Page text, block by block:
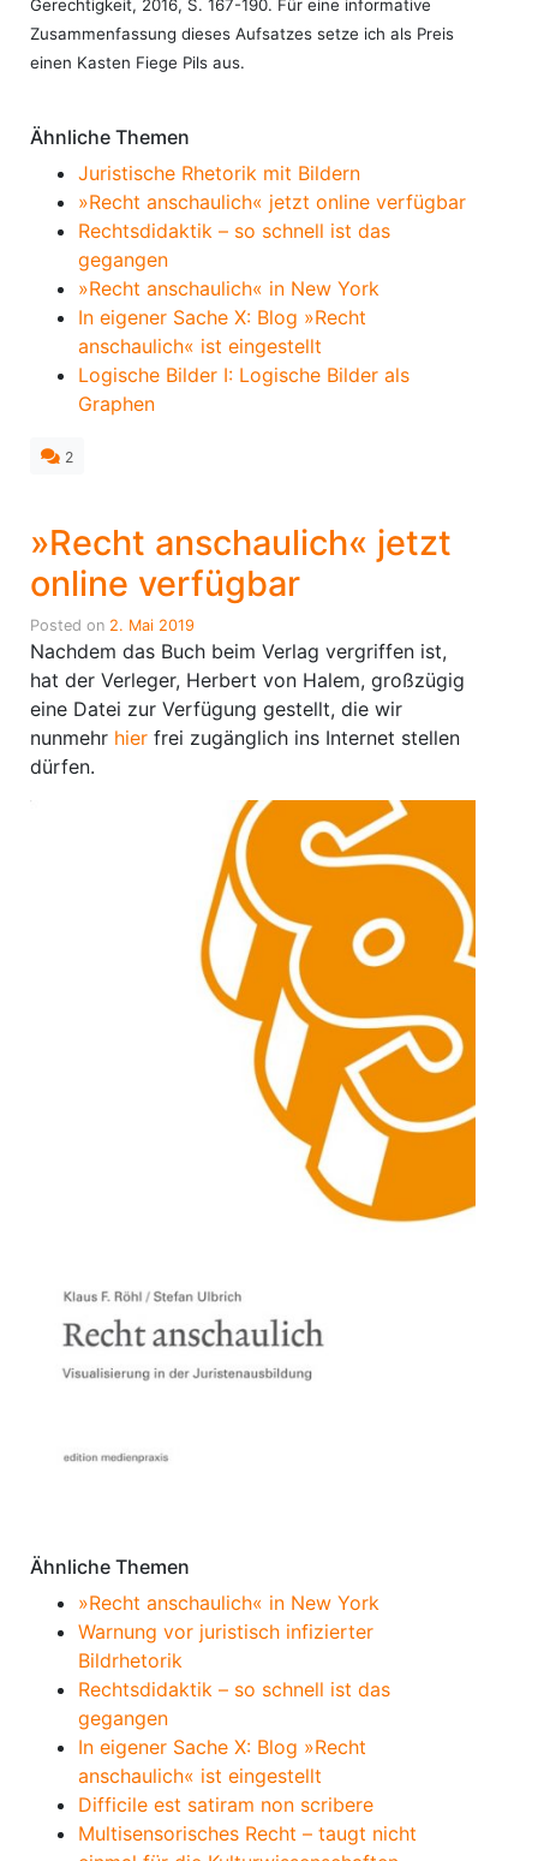
Gerechtigkeit, 2016, S. 167-190. Für eine informative
Zusammenfassung dieses Aufsatzes setze ich als Preis
einen Kasten Fiege Pils aus.
Ähnliche Themen
Juristische Rhetorik mit Bildern
»Recht anschaulich« jetzt online verfügbar
Rechtsdidaktik – so schnell ist das
gegangen
»Recht anschaulich« in New York
In eigener Sache X: Blog »Recht
anschaulich« ist eingestellt
Logische Bilder I: Logische Bilder als
Graphen
2
»Recht anschaulich« jetzt
online verfügbar
Posted on 2. Mai 2019
Nachdem das Buch beim Verlag vergriffen ist,
hat der Verleger, Herbert von Halem, großzügig
eine Datei zur Verfügung gestellt, die wir
nunmehr hier frei zugänglich ins Internet stellen
dürfen.
Ähnliche Themen
»Recht anschaulich« in New York
Warnung vor juristisch infizierter
Bildrhetorik
Rechtsdidaktik – so schnell ist das
gegangen
In eigener Sache X: Blog »Recht
anschaulich« ist eingestellt
Difficile est satiram non scribere
Multisensorisches Recht – taugt nicht